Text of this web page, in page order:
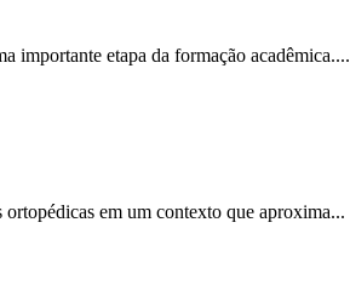
importante etapa da formação acadêmica....
em um contexto que aproxima...